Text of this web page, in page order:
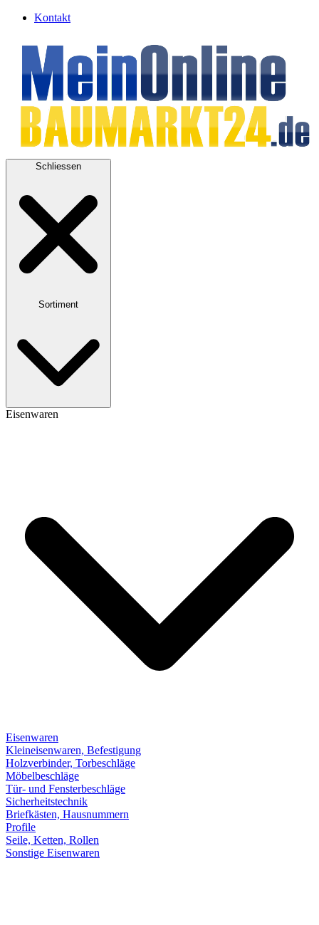
Kontakt
Schliessen
Sortiment
Eisenwaren
Eisenwaren
Kleineisenwaren, Befestigung
Holzverbinder, Torbeschläge
Möbelbeschläge
Tür- und Fensterbeschläge
Sicherheitstechnik
Briefkästen, Hausnummern
Profile
Seile, Ketten, Rollen
Sonstige Eisenwaren